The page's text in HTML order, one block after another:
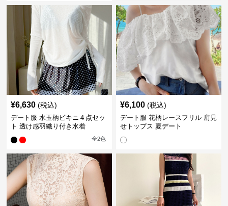
¥6,630 (税込)
デート服 水玉柄ビキニ４点セッ
ト 透け感羽織り付き水着
全2色
¥6,100 (税込)
デート服 花柄レースフリル 肩見
せトップス 夏デート